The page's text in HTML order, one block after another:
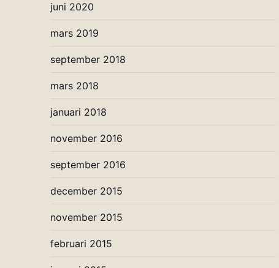
juni 2020
mars 2019
september 2018
mars 2018
januari 2018
november 2016
september 2016
december 2015
november 2015
februari 2015